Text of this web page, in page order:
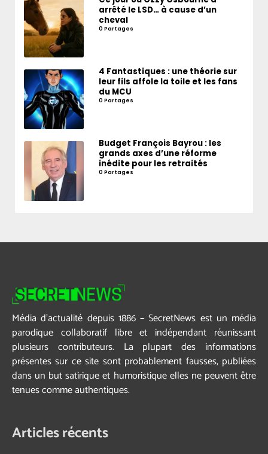
arrêté le LSD… à cause d’un
cheval
0 Partages
4 Fantastiques : une théorie sur
leur fils affole la toile et les fans
du MCU
0 Partages
Budget François Bayrou : les
grands axes d’une réforme
inédite pour les retraités
0 Partages
Média d’actualité depuis 1886 – SecretNews est un média
parodique collaboratif libre et indépendant réunissant
plusieurs contributeurs. La plupart des informations
présentes sur ce site sont probablement fausses, publiées
dans un but satirique et humoristique elles ne peuvent être
tenues comme authentiques.
Articles récents